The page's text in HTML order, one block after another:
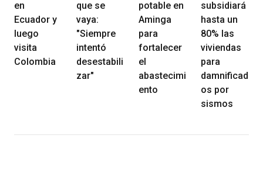
en
Ecuador y
luego
visita
Colombia
que se
vaya:
"Siempre
intentó
desestabili
zar"
potable en
Aminga
para
fortalecer
el
abastecimi
ento
subsidiará
hasta un
80% las
viviendas
para
damnificad
os por
sismos